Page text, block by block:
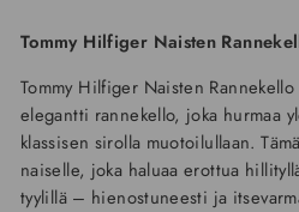
Tommy Hilfiger Naisten
Tommy Hilfiger Naisten
elegantti rannekello, joka hurmaa
klassisen sirolla muotoilullaan.
naiselle, joka haluaa erottua
tyylillä – hienostuneesti ja